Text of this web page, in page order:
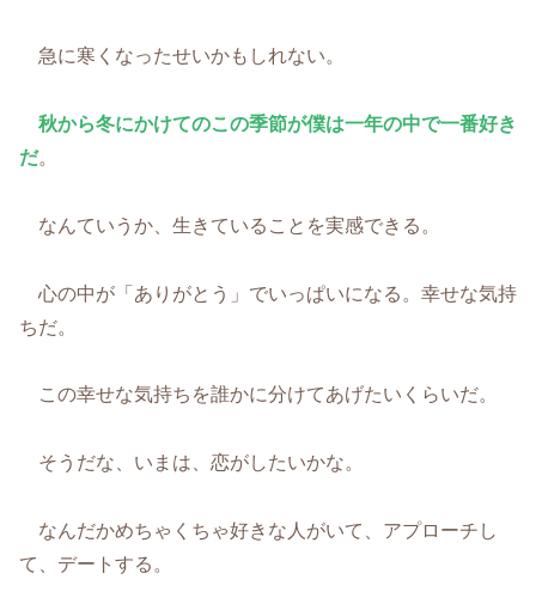
急に寒くなったせいかもしれない。
秋から冬にかけてのこの季節が僕は一年の中で一番好き
だ。
なんていうか、生きていることを実感できる。
心の中が「ありがとう」でいっぱいになる。幸せな気持
ちだ。
この幸せな気持ちを誰かに分けてあげたいくらいだ。
そうだな、いまは、恋がしたいかな。
なんだかめちゃくちゃ好きな人がいて、アプローチし
て、デートする。